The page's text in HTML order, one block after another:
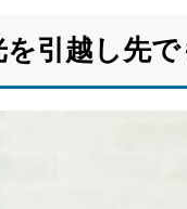
を引越し先